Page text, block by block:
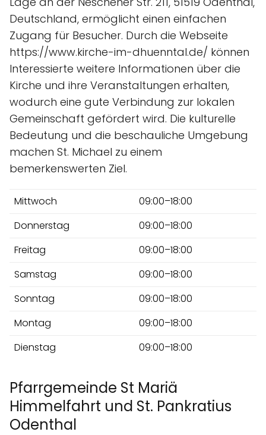
Deutschland, ermöglicht einen einfachen
Zugang für Besucher. Durch die Webseite
https://www.kirche-im-dhuenntal.de/ können
Interessierte weitere Informationen über die
Kirche und ihre Veranstaltungen erhalten,
wodurch eine gute Verbindung zur lokalen
Gemeinschaft gefördert wird. Die kulturelle
Bedeutung und die beschauliche Umgebung
machen St. Michael zu einem
bemerkenswerten Ziel.
Mittwoch
09:00–18:00
Donnerstag
09:00–18:00
Freitag
09:00–18:00
Samstag
09:00–18:00
Sonntag
09:00–18:00
Montag
09:00–18:00
Dienstag
09:00–18:00
Pfarrgemeinde St Mariä
Himmelfahrt und St. Pankratius
Odenthal